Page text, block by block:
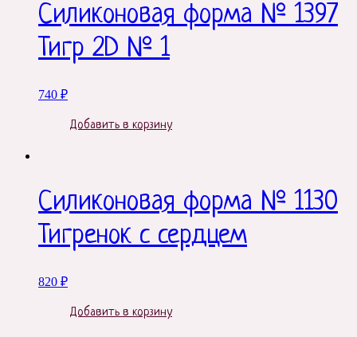
Силиконовая форма № 1397
Тигр 2D № 1
740 ₽
Добавить в корзину
Силиконовая форма № 1130
Тигренок с сердцем
820 ₽
Добавить в корзину